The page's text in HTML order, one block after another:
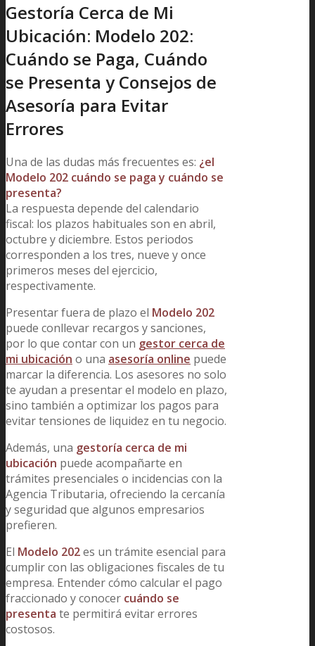
Gestoría Cerca de Mi
Ubicación: Modelo 202:
Cuándo se Paga, Cuándo
se Presenta y Consejos de
Asesoría para Evitar
Errores
Una de las dudas más frecuentes es: ¿el
Modelo 202 cuándo se paga y cuándo se
presenta?
La respuesta depende del calendario
fiscal: los plazos habituales son en abril,
octubre y diciembre. Estos periodos
corresponden a los tres, nueve y once
primeros meses del ejercicio,
respectivamente.
Presentar fuera de plazo el Modelo 202
puede conllevar recargos y sanciones,
por lo que contar con un gestor cerca de
mi ubicación o una asesoría online puede
marcar la diferencia. Los asesores no solo
te ayudan a presentar el modelo en plazo,
sino también a optimizar los pagos para
evitar tensiones de liquidez en tu negocio.
Además, una gestoría cerca de mi
ubicación puede acompañarte en
trámites presenciales o incidencias con la
Agencia Tributaria, ofreciendo la cercanía
y seguridad que algunos empresarios
prefieren.
El Modelo 202es un trámite esencial para
cumplir con las obligaciones fiscales de tu
empresa. Entender cómo calcular el pago
fraccionado y conocer cuándo se
presenta te permitirá evitar errores
costosos.